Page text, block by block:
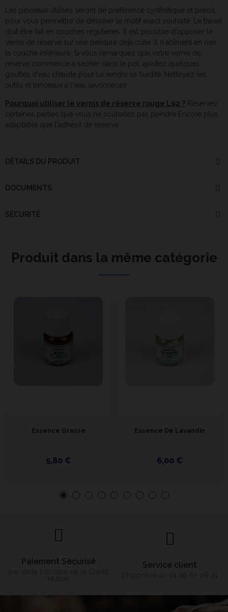
Les pinceaux utilisés seront de préférence synthétique et précis
pour vous permettre de dessiner le motif exact souhaité. Le travail
doit être fait en couches régulières. Il est possible d'apposer le
vernis de réserve sur une peinture déjà cuite. Il n'abîmera en rien
la couche inférieure. Si vous remarquez que votre vernis de
réserve commence à sécher dans le pot, ajoutez quelques
gouttes d'eau chaude pour lui rendre sa fluidité. Nettoyez les
outils et pinceaux à l'eau savonneuse.
Pourquoi utiliser le vernis de réserve rouge L92 ? Réservez
certaines parties que vous ne souhaitez pas peindre Encore plus
adaptable que l'adhésif de réserve
DÉTAILS DU PRODUIT
DOCUMENTS
SÉCURITÉ
Produit dans la même catégorie
Essence Grasse
5,80 €
Essence De Lavandin
6,00 €
Paiement Sécurisé Service client